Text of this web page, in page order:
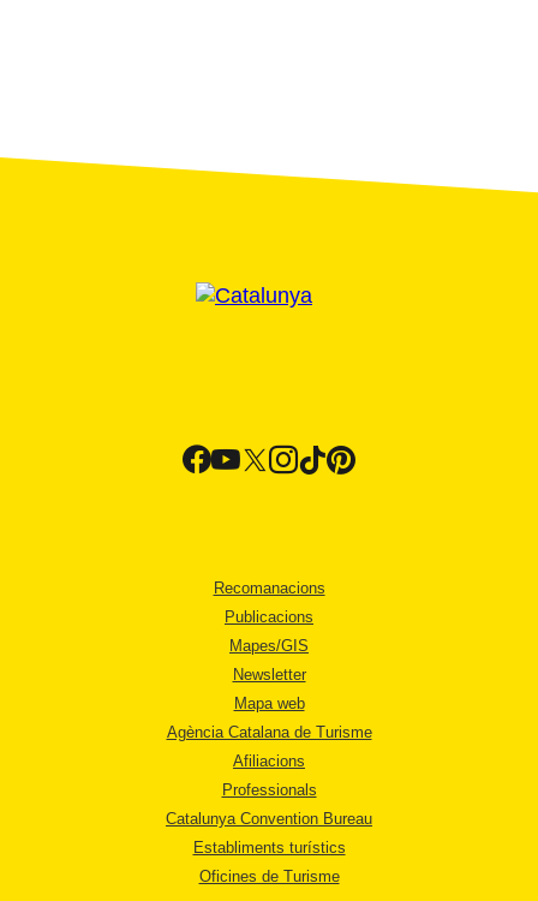
Recomanacions
Publicacions
Mapes/GIS
Newsletter
Mapa web
Agència Catalana de Turisme
Afiliacions
Professionals
Catalunya Convention Bureau
Establiments turístics
Oficines de Turisme